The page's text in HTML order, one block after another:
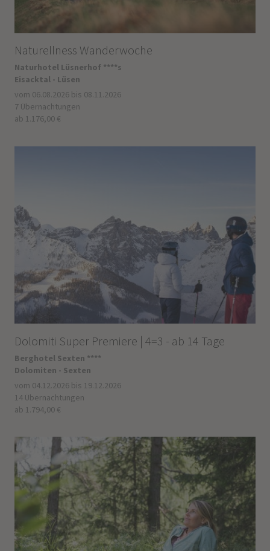
Naturellness Wanderwoche
Naturhotel Lüsnerhof ****s
Eisacktal - Lüsen
vom 06.08.2026 bis 08.11.2026
7 Übernachtungen
ab 1.176,00 €
Dolomiti Super Premiere | 4=3 - ab 14 Tage
Berghotel Sexten ****
Dolomiten - Sexten
vom 04.12.2026 bis 19.12.2026
14 Übernachtungen
ab 1.794,00 €